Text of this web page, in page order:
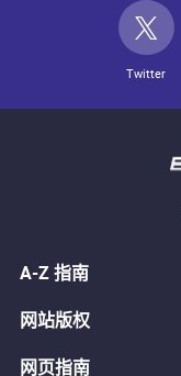
Twitter
A-Z 指南
网站版权
网页指南